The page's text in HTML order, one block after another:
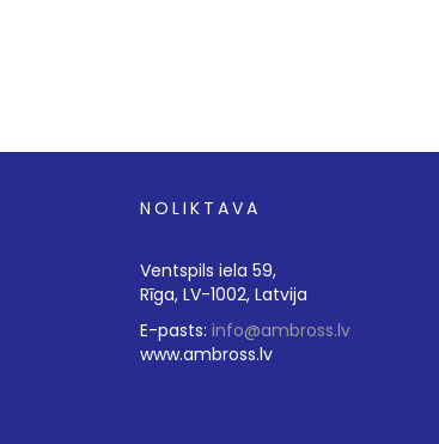
NOLIKTAVA
Ventspils iela 59,
Rīga, LV-1002, Latvija
E-pasts: info@ambross.lv
www.ambross.lv